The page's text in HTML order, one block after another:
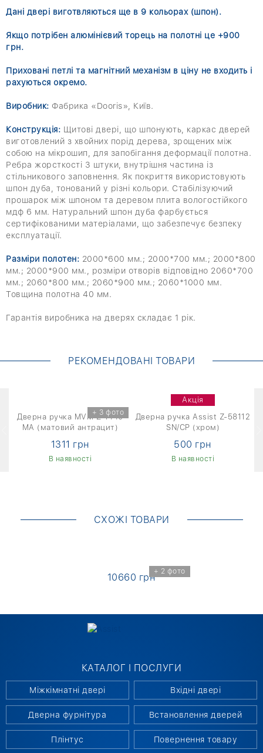
Дані двері виготвляються ще в 9 кольорах (шпон).
Якщо потрібен алюмінієвий торець на полотні це +900
грн.
Приховані петлі та магнітний механізм в ціну не входить і
рахуються окремо.
Виробник: Фабрика «Dooris», Київ.
Конструкція: Щитові двері, що шпонують, каркас дверей
виготовлений з хвойних порід дерева, зрощених між
собою на мікрошип, для запобігання деформації полотна.
Ребра жорсткості 3 штуки, внутрішня частина із
стільникового заповнення. Як покриття використовують
шпон дуба, тонований у різні кольори. Стабілізуючий
прошарок між шпоном та деревом плита вологостійкого
мдф 6 мм. Натуральний шпон дуба фарбується
сертифікованими матеріалами, що забезпечує безпеку
експлуатації.
Разміри полотен: 2000*600 мм.; 2000*700 мм.; 2000*800
мм.; 2000*900 мм., розміри отворів відповідно 2060*700
мм.; 2060*800 мм.; 2060*900 мм.; 2060*1000 мм.
Товщина полотна 40 мм.
Гарантія виробника на дверях складає 1 рік.
РЕКОМЕНДОВАНІ ТОВАРИ
+ 3 фото
Дверна ручка MVM Z-1440
MA (матовий антрацит)
1311 грн
В наявності
Акція
Дверна ручка Assist Z-58112
SN/CP (хром)
500 грн
В наявності
СХОЖІ ТОВАРИ
+ 2 фото
10660 грн
КАТАЛОГ І ПОСЛУГИ
Міжкімнатні двері Вхідні двері
Дверна фурнітура Встановлення дверей
Плінтус Повернення товару